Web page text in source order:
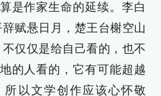
是作家生命的延续。李白
赋悬日月，楚王台榭空山
仅仅是给自己看的，也不
的人看的，它有可能超越
所以文学创作应该心怀敬